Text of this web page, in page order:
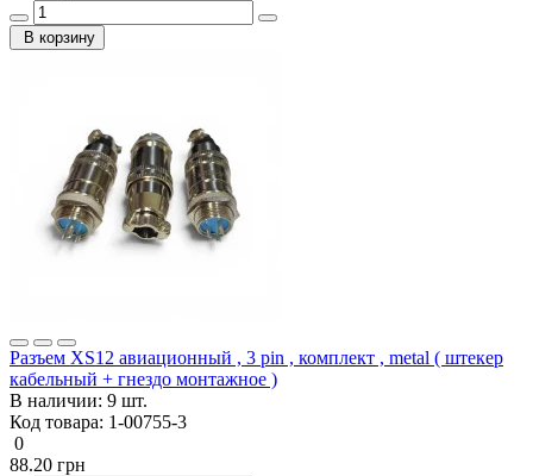
В корзину
Разъем XS12 авиационный , 3 pin , комплект , metal ( штекер
кабельный + гнездо монтажное )
В наличии: 9 шт.
Код товара: 1-00755-3
0
88.20 грн